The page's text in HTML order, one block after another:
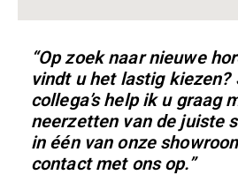
“Op zoek naar nieuwe
vindt u het lastig kiezen?
collega’s help ik u graag
neerzetten van de juiste
in één van onze
contact met ons op.”